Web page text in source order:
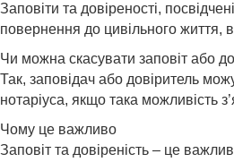
Заповіти та довіреності,
повернення до цивільного життя,
Чи можна скасувати заповіт або
Так, заповідач або довіритель
нотаріуса, якщо така можливість
Чому це важливо
Заповіт та довіреність – це